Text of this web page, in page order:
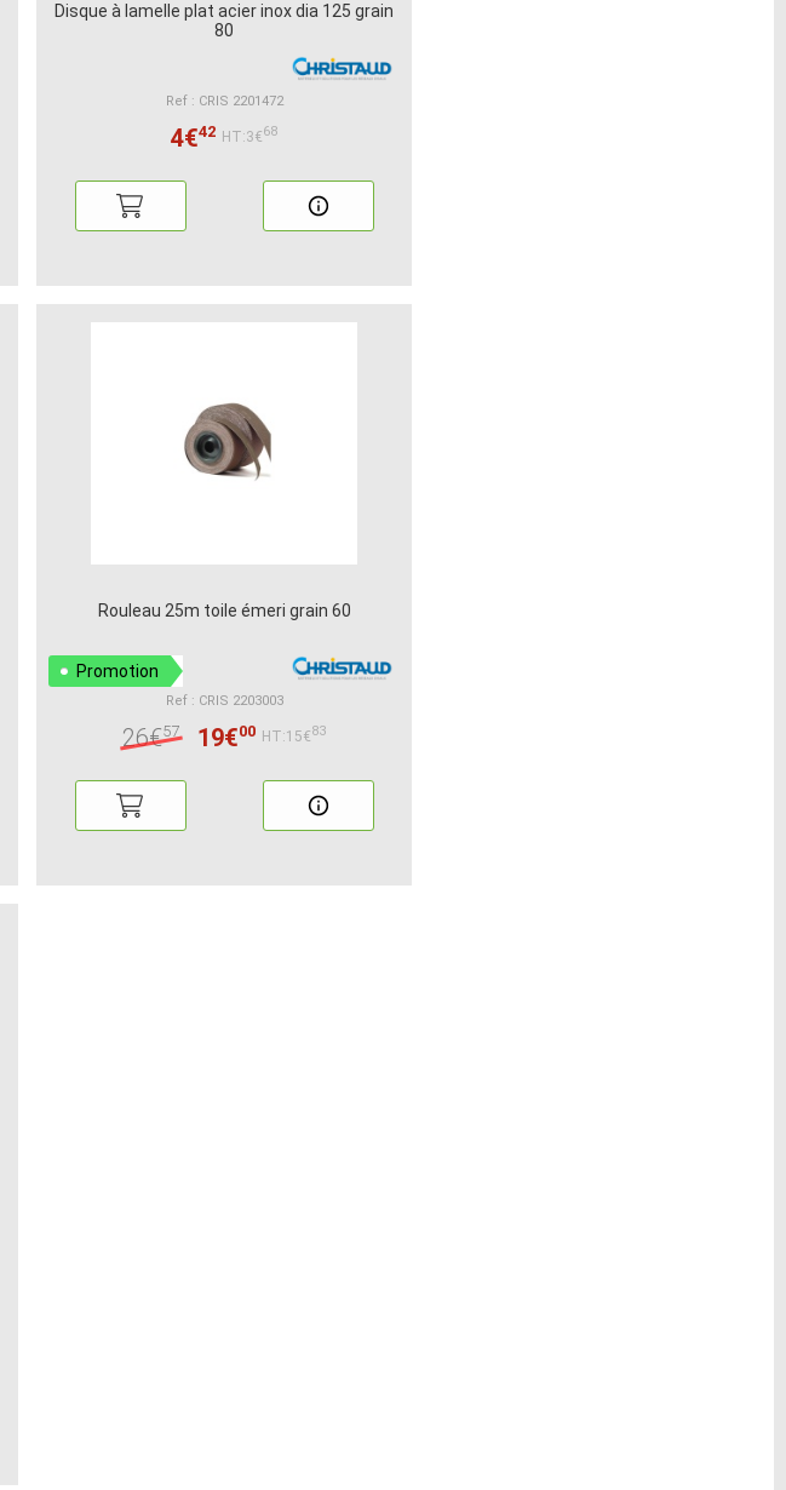
Disque à lamelle plat acier inox dia 125 grain
80
Ref : CRIS 2201472
4€42 HT:3€68
Rouleau 25m toile émeri grain 60
Promotion
Ref : CRIS 2203003
26€57 19€00 HT:15€83